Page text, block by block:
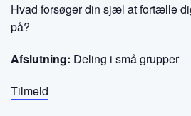
Hvad forsøger din sjæl at fortælle
på?
Afslutning: Deling i små grupper
Tilmeld